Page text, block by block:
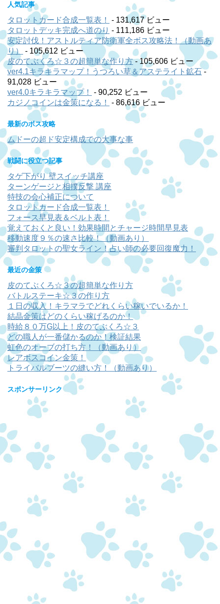
人気記事
タロットカード合成一覧表！
- 131,617 ビュー
タロットデッキ完成へ道のり - 111,186 ビュー
安定討伐！アストルティア防衛軍全ボス攻略法！（動画あ
り）
- 105,612 ビュー
皮のてぶくろ☆３の超簡単な作り方- 105,606 ビュー
ver4.1キラキラマップ！うつろい草＆アステライト鉱石 -
91,028 ビュー
ver4.0キラキラマップ！
- 90,252 ビュー
カジノコインは金策になる！
- 86,616 ビュー
最新のボス攻略
ムドーの超ド安定構成での大事な事
戦闘に役立つ記事
タゲ下がり 壁スイッチ講座
ターンゲージと相撲反撃 講座
特技の会心補正について
タロットカード合成一覧表！
フォース早見表＆ベルト表！
覚えておくと良い！効果時間とチャージ時間早見表
移動速度９％の速さ比較！（動画あり）
審判タロットの聖女ライン！占い師の必要回復魔力！
最近の金策
皮のてぶくろ☆３の超簡単な作り方
バトルステーキ☆３の作り方
１日の収入！キラマラでどれくらい稼いでいるか！
結晶金策はどのくらい稼げるのか！
時給８０万G以上！皮のてぶくろ☆３
どの職人が一番儲かるのか！検証結果
虹色のオーブの打ち方！（動画あり）
レアボスコイン金策！
トライバルブーツの縫い方！（動画あり）
スポンサーリンク